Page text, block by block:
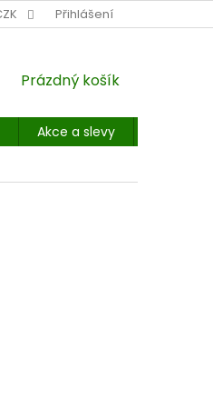
UPS
Přihlášení
NÁKUPNÍ
Prázdný košík
Akce a slevy